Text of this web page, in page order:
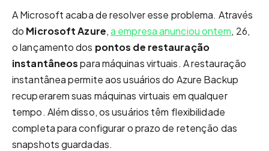
A Microsoft acaba de resolver esse problema. Através
do Microsoft Azure,a empresa anunciou ontem, 26,
o lançamento dos pontos de restauração
instantâneospara máquinas virtuais. A restauração
instantânea permite aos usuários do Azure Backup
recuperarem suas máquinas virtuais em qualquer
tempo. Além disso, os usuários têm flexibilidade
completa para configurar o prazo de retenção das
snapshots guardadas.